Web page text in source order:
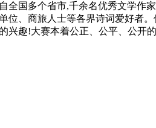
国多个省市,千余名优秀文学作
、商旅人士等各界诗词爱好者
趣!大赛本着公正、公平、公开